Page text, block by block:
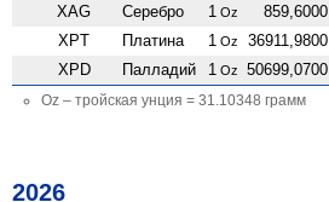
XAG Серебро 1 Oz 859,6000
XPT Платина 1 Oz 36911,9800
XPD Палладий 1 Oz 50699,0700
Oz – тройская унция = 31.10348 грамм
2026